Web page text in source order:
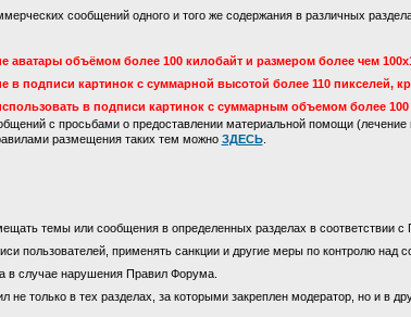
сообщений одного и того же содержания в различных
аватары объёмом более 100 килобайт и размером более чем
в подписи картинок с суммарной высотой более 110
в подписи картинок с суммарным объемом более 100
с просьбами о предоставлении материальной помощи
размещения таких тем можно ЗДЕСЬ.
темы или сообщения в определенных разделах в соответствии
пользователей, применять санкции и другие меры по контролю
в случае нарушения Правил Форума.
только в тех разделах, за которыми закреплен модератор, но и в